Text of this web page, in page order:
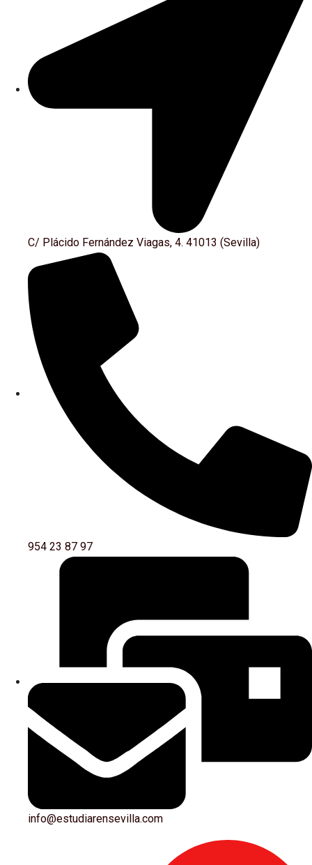
C/ Plácido Fernández Viagas, 4. 41013 (Sevilla)
954 23 87 97
info@estudiarensevilla.com